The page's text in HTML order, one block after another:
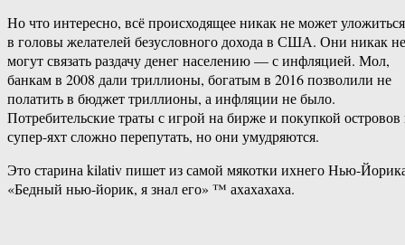
Но что интересно, всё происходящее никак не может уложиться
в головы желателей безусловного дохода в США. Они никак не
могут связать раздачу денег населению — с инфляцией. Мол,
банкам в 2008 дали триллионы, богатым в 2016 позволили не
полатить в бюджет триллионы, а инфляции не было.
Потребительские траты с игрой на бирже и покупкой островов
супер-яхт сложно перепутать, но они умудряются.
Это старина kilativ пишет из самой мякотки ихнего Нью-
«Бедный нью-йорик, я знал его» ™ ахахахаха.